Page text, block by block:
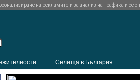
Селища в България
на рекламите и за анализ на трафика и се